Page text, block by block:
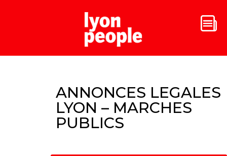
ANNONCES LEGALES
LYON – MARCHES
PUBLICS